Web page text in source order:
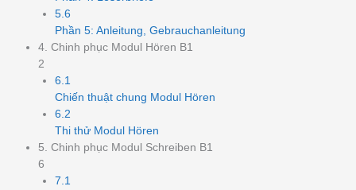
5.6
Phần 5: Anleitung, Gebrauchanleitung
4. Chinh phục Modul Hören B1
2
6.1
Chiến thuật chung Modul Hören
6.2
Thi thử Modul Hören
5. Chinh phục Modul Schreiben B1
6
7.1